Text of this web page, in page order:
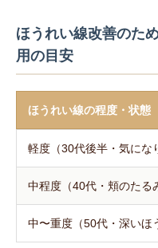
ほうれい線改善のた
用の目安
ほうれい線の程度・状態
軽度（30代後半・気にな
中程度（40代・頬のたる
中〜重度（50代・深いほ